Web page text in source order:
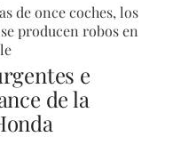
de once coches, los
producen robos en
e
de la